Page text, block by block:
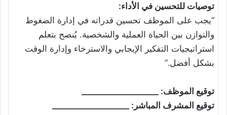
توصيات للتحسين في الأداء:
“يجب على الموظف تحسين قدراته في إدارة الضغوط
والتوازن بين الحياة العملية والشخصية. يُنصح بتعلم
استراتيجيات التفكير الإيجابي والاسترخاء وإدارة الوقت
بشكل أفضل.”
توقيع الموظف: ___________________
توقيع المشرف المباشر: ___________________